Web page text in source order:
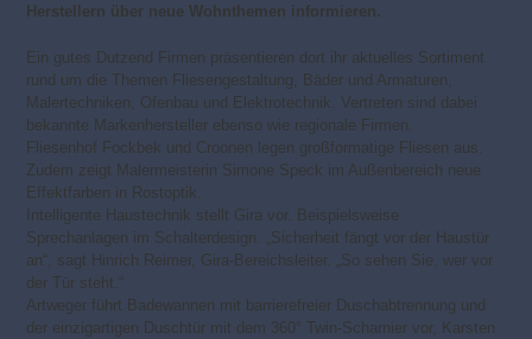
Herstellern über neue Wohnthemen informieren.
Ein gutes Dutzend Firmen präsentieren dort ihr aktuelles Sortiment
rund um die Themen Fliesengestaltung, Bäder und Armaturen,
Malertechniken, Ofenbau und Elektrotechnik. Vertreten sind dabei
bekannte Markenhersteller ebenso wie regionale Firmen.
Fliesenhof Fockbek und Croonen legen großformatige Fliesen aus.
Zudem zeigt Malermeisterin Simone Speck im Außenbereich neue
Effektfarben in Rostoptik.
Intelligente Haustechnik stellt Gira vor. Beispielsweise
Sprechanlagen im Schalterdesign. „Sicherheit fängt vor der Haustür
an“, sagt Hinrich Reimer, Gira-Bereichsleiter. „So sehen Sie, wer vor
der Tür steht.“
Artweger führt Badewannen mit barrierefreier Duschabtrennung und
der einzigartigen Duschtür mit dem 360° Twin-Scharnier vor, Karsten